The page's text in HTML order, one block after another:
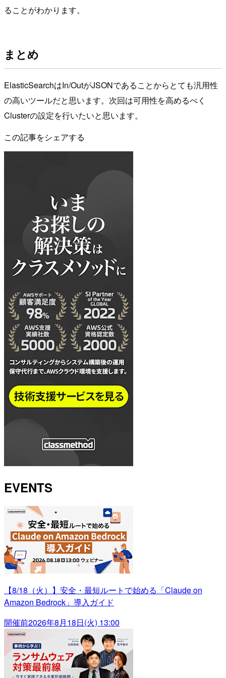
ることがわかります。
まとめ
ElasticSearchはIn/OutがJSONであることからとても汎用性
の高いツールだと思います。次回は可用性を高めるべく
Clusterの設定を行いたいと思います。
この記事をシェアする
EVENTS
【8/18（火）】安全・最短ルートで始める「Claude on
Amazon Bedrock」導入ガイド
開催前2026年8月18日(火) 13:00